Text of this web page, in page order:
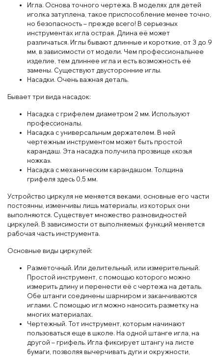
Игла. Основа точного чертежа. В моделях для детей
иголка затуплена, такое приспособление менее точно,
но безопасность – прежде всего! В серьезных
инструментах игла острая. Длина её может
различаться. Иглы бывают длинные и короткие, от 3 до 9
мм, в зависимости от модели. Чем профессиональнее
изделие, тем длиннее игла и есть возможность её
замены. Существуют двусторонние иглы.
Насадки. Очень важная деталь.
Бывает три вида насадок:
Насадка с грифелем диаметром 2 мм. Используют
профессионалы.
Насадка с универсальным держателем. В ней
чертежным инструментом может быть простой
карандаш. Эта насадка получила прозвище «козья
ножка».
Насадка с механическим карандашом. Толщина
грифеля здесь 0,5 мм.
Устройство циркуля не меняется веками, основные его части
постоянны, изменчивы лишь материалы, из которых они
выполняются. Существует множество разновидностей
циркулей. В зависимости от выполняемых функций меняется
рабочая часть инструмента.
Основные виды циркулей:
Разметочный. Или делительный, или измерительный.
Простой инструмент, с помощью которого можно
измерить длину и перенести её с чертежа на деталь.
Обе штанги соединены шарниром и заканчиваются
иглами. С помощью игл можно наносить разметку на
многих материалах.
Чертежный. Тот инструмент, которым начинают
пользоваться еще в школе. На одной штанге игла, на
другой – грифель. Игла фиксирует штангу на листе
бумаги, позволяя вычерчивать дуги и окружности,